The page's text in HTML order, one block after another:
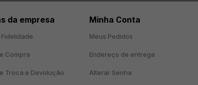
da empresa
Compra
Troca e Devolução
Minha Conta
Meus Pedidos
Endereço de entrega
Alterar Senha